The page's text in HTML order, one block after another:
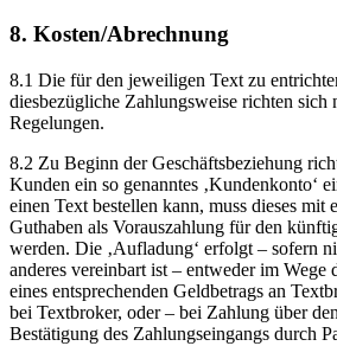
8. Kosten/Abrechnung
8.1 Die für den jeweiligen Text zu
diesbezügliche Zahlungsweise richten sich
Regelungen.
8.2 Zu Beginn der Geschäftsbeziehung
Kunden ein so genanntes ‚Kundenkonto‘
einen Text bestellen kann, muss dieses mit
Guthaben als Vorauszahlung für den
werden. Die ‚Aufladung‘ erfolgt – sofern
anderes vereinbart ist – entweder im Wege
eines entsprechenden Geldbetrags an
bei Textbroker, oder – bei Zahlung über
Bestätigung des Zahlungseingangs durch